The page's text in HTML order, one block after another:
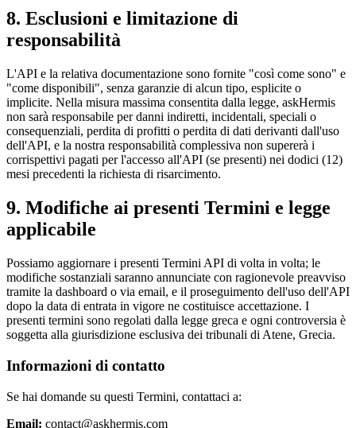
8. Esclusioni e limitazione di
responsabilità
L'API e la relativa documentazione sono fornite "così come sono" e
"come disponibili", senza garanzie di alcun tipo, esplicite o
implicite. Nella misura massima consentita dalla legge, askHermis
non sarà responsabile per danni indiretti, incidentali, speciali o
consequenziali, perdita di profitti o perdita di dati derivanti dall'uso
dell'API, e la nostra responsabilità complessiva non supererà i
corrispettivi pagati per l'accesso all'API (se presenti) nei dodici (12)
mesi precedenti la richiesta di risarcimento.
9. Modifiche ai presenti Termini e legge
applicabile
Possiamo aggiornare i presenti Termini API di volta in volta; le
modifiche sostanziali saranno annunciate con ragionevole preavviso
tramite la dashboard o via email, e il proseguimento dell'uso dell'API
dopo la data di entrata in vigore ne costituisce accettazione. I
presenti termini sono regolati dalla legge greca e ogni controversia è
soggetta alla giurisdizione esclusiva dei tribunali di Atene, Grecia.
Informazioni di contatto
Se hai domande su questi Termini, contattaci a:
Email: contact@askhermis.com